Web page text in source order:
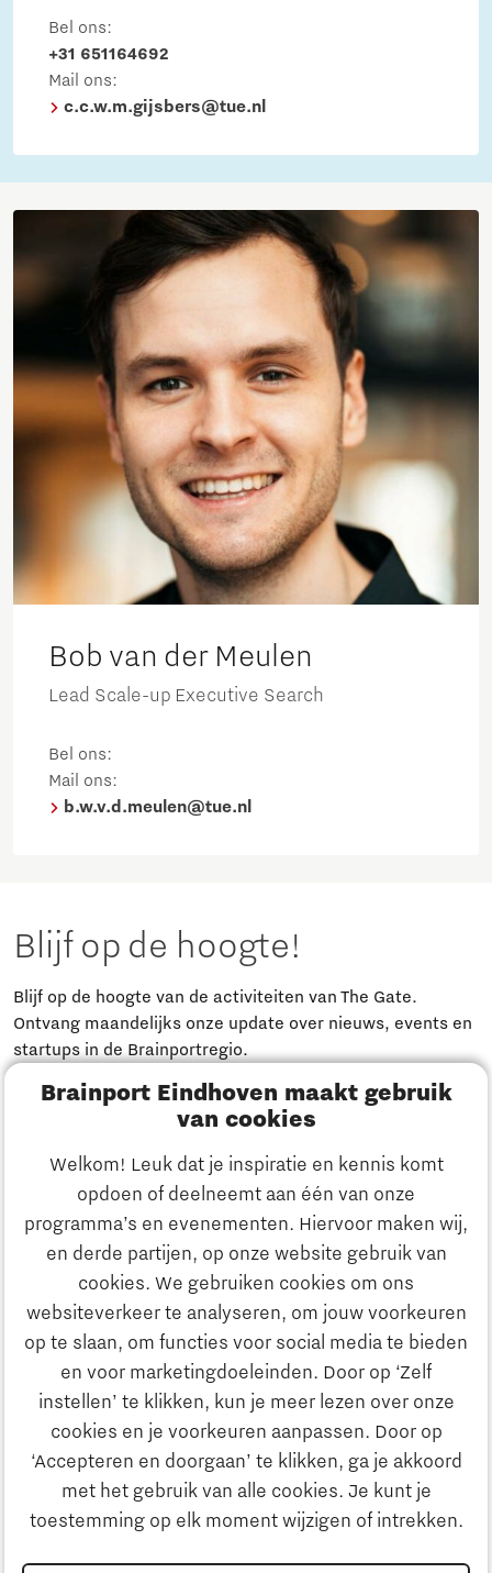
Brainport Eindhoven maakt gebruik
van cookies
Welkom! Leuk dat je inspiratie en kennis komt
opdoen of deelneemt aan één van onze
programma’s en evenementen. Hiervoor maken wij,
en derde partijen, op onze website gebruik van
cookies. We gebruiken cookies om ons
websiteverkeer te analyseren, om jouw voorkeuren
op te slaan, om functies voor social media te bieden
en voor marketingdoeleinden. Door op ‘Zelf
instellen’ te klikken, kun je meer lezen over onze
cookies en je voorkeuren aanpassen. Door op
‘Accepteren en doorgaan’ te klikken, ga je akkoord
met het gebruik van alle cookies. Je kunt je
toestemming op elk moment wijzigen of intrekken.
Bel ons:
+31 651164692
Mail ons:
c.c.w.m.gijsbers@tue.nl
Bob van der Meulen
Lead Scale-up Executive Search
Bel ons:
Mail ons:
b.w.v.d.meulen@tue.nl
Blijf op de hoogte!
Blijf op de hoogte van de activiteiten van The Gate.
Ontvang maandelijks onze update over nieuws, events en
startups in de Brainportregio.
Meld je aan
Heb je een vraag?
E-mailadres:info@thegate.tech
Volg ons
Bezoekadres walk-in hours &
The Gate Academy
Eindhoven University of Technology
Alpha Hub, 2e verdieping
Het Eeuwsel 57, 5612 AS Eindhoven